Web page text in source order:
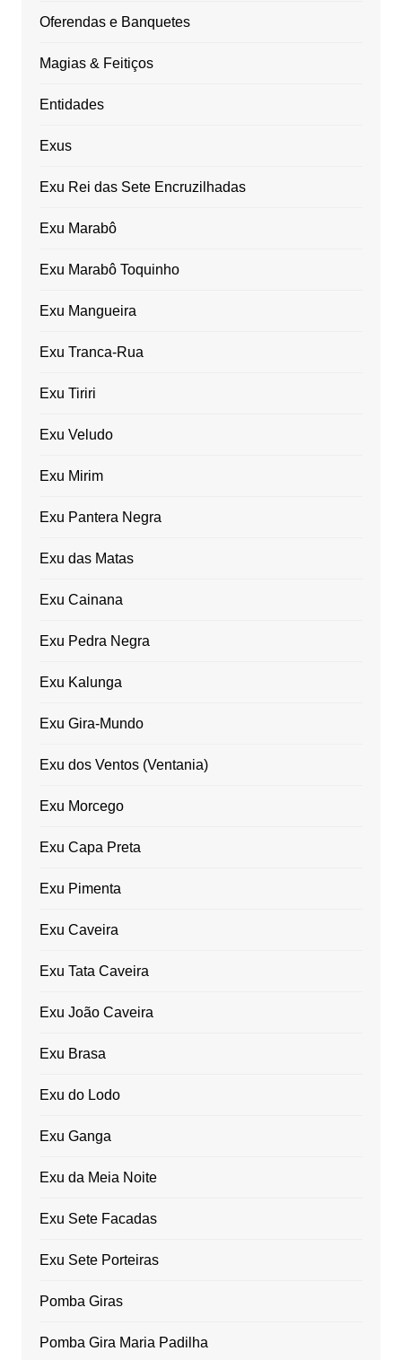
Oferendas e Banquetes
Magias & Feitiços
Entidades
Exus
Exu Rei das Sete Encruzilhadas
Exu Marabô
Exu Marabô Toquinho
Exu Mangueira
Exu Tranca-Rua
Exu Tiriri
Exu Veludo
Exu Mirim
Exu Pantera Negra
Exu das Matas
Exu Cainana
Exu Pedra Negra
Exu Kalunga
Exu Gira-Mundo
Exu dos Ventos (Ventania)
Exu Morcego
Exu Capa Preta
Exu Pimenta
Exu Caveira
Exu Tata Caveira
Exu João Caveira
Exu Brasa
Exu do Lodo
Exu Ganga
Exu da Meia Noite
Exu Sete Facadas
Exu Sete Porteiras
Pomba Giras
Pomba Gira Maria Padilha